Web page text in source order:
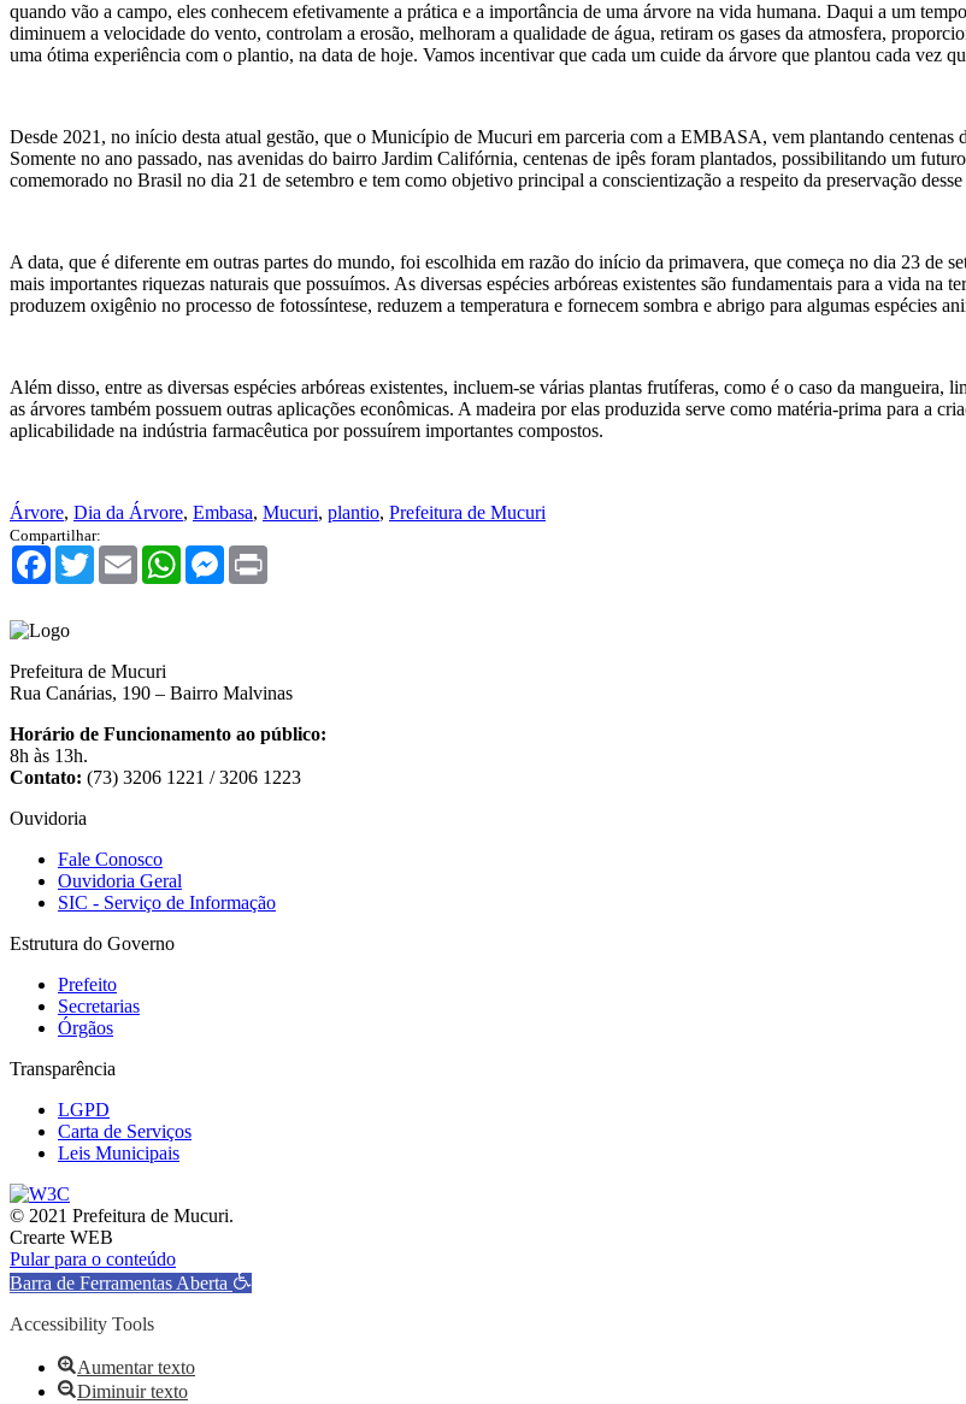
quando vão a campo, eles conhecem efetivamente a prática e a importância de uma árvore na vida humana. Daqui a um
diminuem a velocidade do vento, controlam a erosão, melhoram a qualidade de água, retiram os gases da atmosfera,
uma ótima experiência com o plantio, na data de hoje. Vamos incentivar que cada um cuide da árvore que plantou cada vez
Desde 2021, no início desta atual gestão, que o Município de Mucuri em parceria com a EMBASA, vem plantando centenas
Somente no ano passado, nas avenidas do bairro Jardim Califórnia, centenas de ipês foram plantados, possibilitando um
comemorado no Brasil no dia 21 de setembro e tem como objetivo principal a conscientização a respeito da preservação
A data, que é diferente em outras partes do mundo, foi escolhida em razão do início da primavera, que começa no dia 23 de
mais importantes riquezas naturais que possuímos. As diversas espécies arbóreas existentes são fundamentais para a vida na
produzem oxigênio no processo de fotossíntese, reduzem a temperatura e fornecem sombra e abrigo para algumas espécies
Além disso, entre as diversas espécies arbóreas existentes, incluem-se várias plantas frutíferas, como é o caso da
as árvores também possuem outras aplicações econômicas. A madeira por elas produzida serve como matéria-prima para a
aplicabilidade na indústria farmacêutica por possuírem importantes compostos.
Árvore, Dia da Árvore, Embasa, Mucuri, plantio, Prefeitura de Mucuri
Compartilhar:
Facebook
TwitterEmail WhatsAppMessenger
Prefeitura de Mucuri
Rua Canárias, 190 – Bairro Malvinas
Horário de Funcionamento ao público:
8h às 13h.
Contato: (73) 3206 1221 / 3206 1223
Ouvidoria
Fale Conosco
Ouvidoria Geral
SIC - Serviço de Informação
Estrutura do Governo
Prefeito
Secretarias
Órgãos
Transparência
LGPD
Carta de Serviços
Leis Municipais
© 2021 Prefeitura de Mucuri.
Crearte WEB
Pular para o conteúdo
Barra de Ferramentas Aberta
Accessibility Tools
Aumentar texto
Diminuir texto